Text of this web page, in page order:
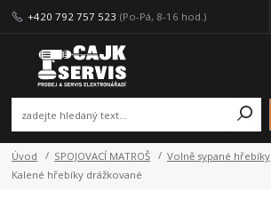
+420 792 757 523 (Po-Pá, 8-16 hod.)
Úvod SPOJOVACÍ MATROŠ Volně sypané hřebíky
Kalené hřebíky drážkované